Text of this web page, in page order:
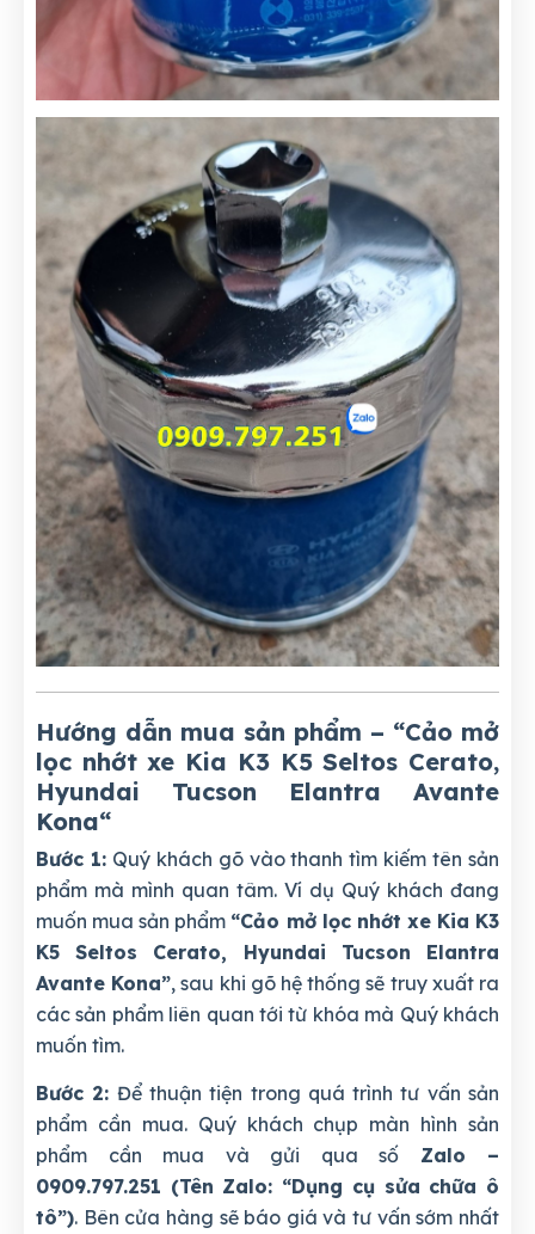
Hướng dẫn mua sản phẩm – “Cảo mở
lọc nhớt xe Kia K3 K5 Seltos Cerato,
Hyundai Tucson Elantra Avante
Kona“
Bước 1:Quý khách gõ vào thanh tìm kiếm tên sản
phẩm mà mình quan tâm. Ví dụ Quý khách đang
muốn mua sản phẩm “Cảo mở lọc nhớt xe Kia K3
K5 Seltos Cerato, Hyundai Tucson Elantra
Avante Kona”, sau khi gõ hệ thống sẽ truy xuất ra
các sản phẩm liên quan tới từ khóa mà Quý khách
muốn tìm.
Bước 2: Để thuận tiện trong quá trình tư vấn sản
phẩm cần mua. Quý khách chụp màn hình sản
phẩm cần mua và gửi qua số Zalo –
0909.797.251 (Tên Zalo: “Dụng cụ sửa chữa ô
tô”). Bên cửa hàng sẽ báo giá và tư vấn sớm nhất